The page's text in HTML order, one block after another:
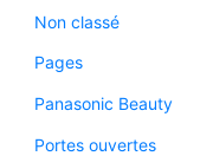
Non classé
Pages
Panasonic Beauty
Portes ouvertes